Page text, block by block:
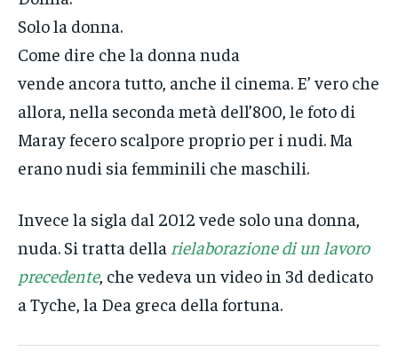
Solo la donna.
Come dire che la donna nuda
vende ancora tutto, anche il cinema. E’ vero che
allora, nella seconda metà dell’800, le foto di
Maray fecero scalpore proprio per i nudi. Ma
erano nudi sia femminili che maschili.
Invece la sigla dal 2012 vede solo una donna,
nuda. Si tratta della rielaborazione di un lavoro
precedente, che vedeva un video in 3d dedicato
a Tyche, la Dea greca della fortuna.